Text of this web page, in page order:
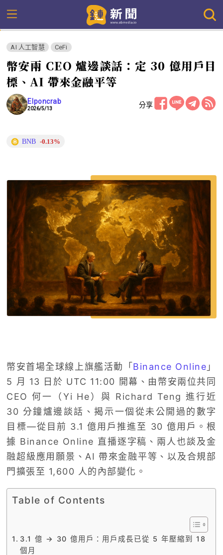
AI 人工智慧 CeFi
幣安兩 CEO 爐邊談話：定 30 億用戶目
標、AI 帶來金融平等
Elponcrab
2026/5/13 分享
BNB -0.13%
幣安首場全球線上旗艦活動「 Binance Online 」
5 月 13 日於 UTC 11:00 開幕、由幣安兩位共同
CEO 何一（Yi He）與 Richard Teng 進行近
30 分鐘爐邊談話、揭示一個從未公開過的數字
目標—從目前 3.1 億用戶推進至 30 億用戶。根
據 Binance Online 直播逐字稿、兩人也談及金
融超級應用願景、AI 帶來金融平等、以及合規部
門擴張至 1,600 人的內部變化。
Table of Contents
3.1 億 → 30 億用戶：用戶成長已從 5 年壓縮到 18
個月